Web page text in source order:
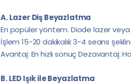
A. Lazer Diş Beyazlatma
En popüler yöntem. Diode lazer veya
İşlem 15-20 dakikalık 3-4 seans
Avantaj: En hızlı sonuç Dezavantaj:
B. LED Işık ile Beyazlatma